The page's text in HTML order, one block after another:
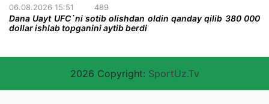
06.08.2026 15:51 489
Dana Uayt UFC`ni sotib olishdan oldin qanday qilib 380 000
dollar ishlab topganini aytib berdi
2026 Copyright: SportUz.Tv